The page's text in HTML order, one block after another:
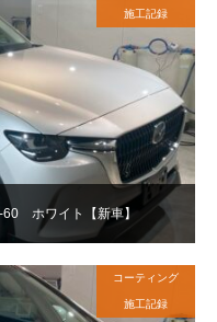
ホワイト【新車】
施工記録
コーティング
施工記録